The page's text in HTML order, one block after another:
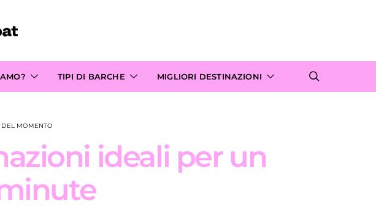
TIPI DI BARCHE MIGLIORI DESTINAZIONI
DEL MOMENTO
ideali per un